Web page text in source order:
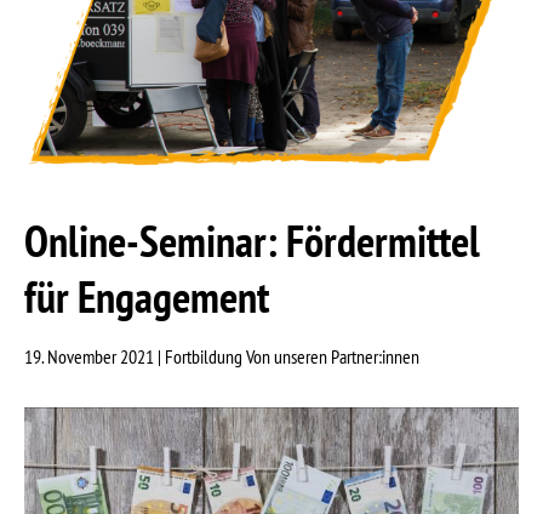
Online-Seminar: Fördermittel
für Engagement
19. November 2021 | Fortbildung Von unseren Partner:innen